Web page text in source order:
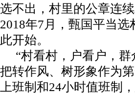
选不出，村里的公章连
2018年7月，甄国平当
此开始。
“村看村，户看户，
把转作风、树形象作为
上班制和24小时值班制